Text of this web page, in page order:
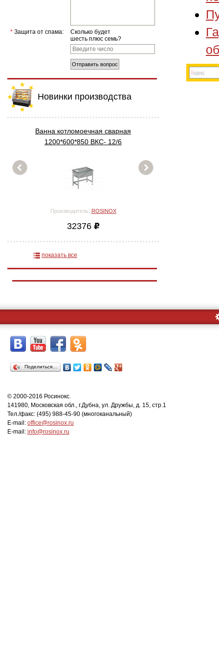
* Защита от спама:
Сколько будет
шесть плюс семь?
Отправить вопрос
Новинки производства
Ванна котломоечная сварная
1200*600*850 ВКС- 12/6
Производитель: ROSINOX
32376
показать все
Поделиться…
© 2000-2016 Росинокс.
141980, Московская обл., г.Дубна, ул. Дружбы, д. 15, стр.1
Тел./факс: (495) 988-45-90 (многоканальный)
E-mail: office@rosinox.ru
E-mail: info@rosinox.ru